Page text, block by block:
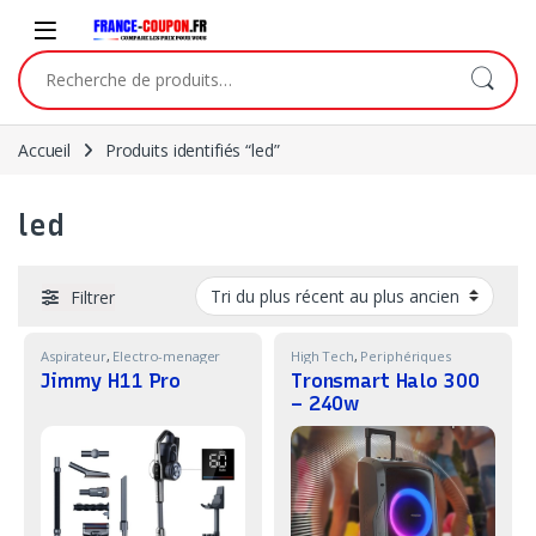
Recherche pour :
Accueil Produits identifiés “led”
led
Filtrer
Aspirateur, Electro-menager
Jimmy H11 Pro
High Tech, Periphériques
Tronsmart Halo 300
– 240w